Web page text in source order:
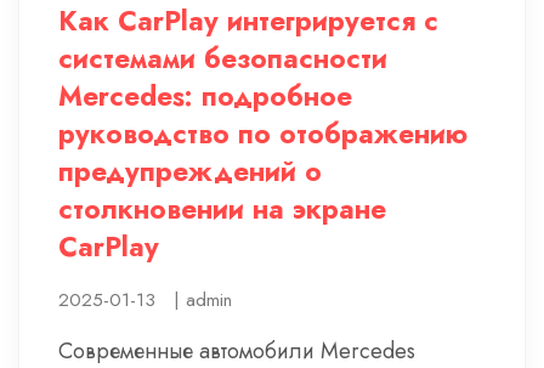
Как CarPlay интегрируется с
системами безопасности
Mercedes: подробное
руководство по отображению
предупреждений о
столкновении на экране
CarPlay
2025-01-13 | admin
Современные автомобили Mercedes